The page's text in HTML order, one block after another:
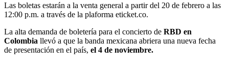
Las boletas estarán a la venta general a partir del 20 de febrero a las
12:00 p.m. a través de la plaforma eticket.co.
La alta demanda de boletería para el concierto de RBD en
Colombia llevó a que la banda mexicana abriera una nueva fecha
de presentación en el país, el 4 de noviembre.